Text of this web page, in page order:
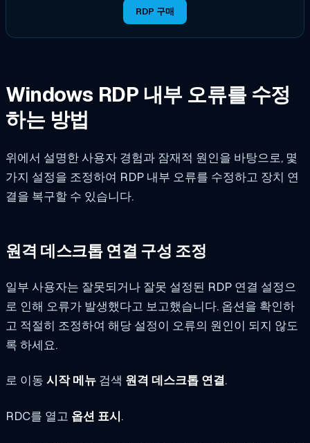
RDP 구매
Windows RDP 내부 오류를 수정
하는 방법
위에서 설명한 사용자 경험과 잠재적 원인을 바탕으로, 몇
가지 설정을 조정하여 RDP 내부 오류를 수정하고 장치 연
결을 복구할 수 있습니다.
원격 데스크톱 연결 구성 조정
일부 사용자는 잘못되거나 잘못 설정된 RDP 연결 설정으
로 인해 오류가 발생했다고 보고했습니다. 옵션을 확인하
고 적절히 조정하여 해당 설정이 오류의 원인이 되지 않도
록 하세요.
로 이동 시작 메뉴 검색 원격 데스크톱 연결.
RDC를 열고 옵션 표시.